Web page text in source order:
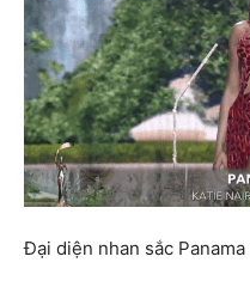
Đại diện nhan sắc